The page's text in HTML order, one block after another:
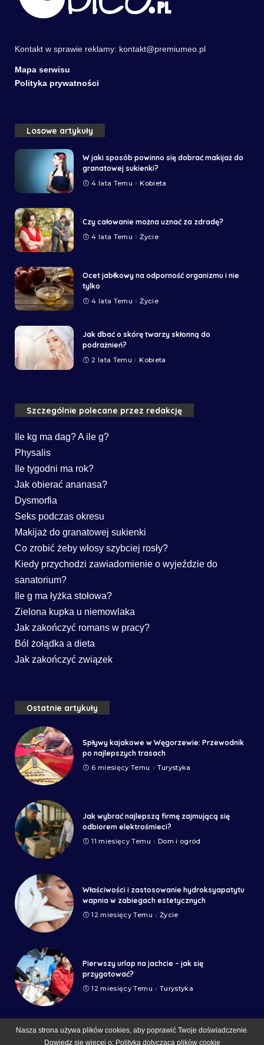
Kontakt w sprawie reklamy: kontakt@premiumeo.pl
Mapa serwisu
Polityka prywatności
Losowe artykuły
W jaki sposób powinno się dobrać makijaż do
granatowej sukienki?
4 lata Temu Kobieta
Czy całowanie można uznać za zdradę?
4 lata Temu Życie
Ocet jabłkowy na odporność organizmu i nie
tylko
4 lata Temu Życie
Jak dbać o skórę twarzy skłonną do
podrażnień?
2 lata Temu Kobieta
Szczególnie polecane przez redakcję
Ile kg ma dag? A ile g?
Physalis
Ile tygodni ma rok?
Jak obierać ananasa?
Dysmorfia
Seks podczas okresu
Makijaż do granatowej sukienki
Co zrobić żeby włosy szybciej rosły?
Kiedy przychodzi zawiadomienie o wyjeździe do
sanatorium?
Ile g ma łyżka stołowa?
Zielona kupka u niemowlaka
Jak zakończyć romans w pracy?
Ból żołądka a dieta
Jak zakończyć związek
Ostatnie artykuły
Spływy kajakowe w Węgorzewie: Przewodnik
po najlepszych trasach
6 miesięcy Temu Turystyka
Jak wybrać najlepszą firmę zajmującą się
odbiorem elektrośmieci?
11 miesięcy Temu Dom i ogród
Właściwości i zastosowanie hydroksyapatytu
wapnia w zabiegach estetycznych
12 miesięcy Temu Życie
Pierwszy urlop na jachcie – jak się
przygotować?
12 miesięcy Temu Turystyka
Nasza strona używa plików cookies, aby poprawić Twoje doświadczenie.
Dowiedz się więcej o: Polityka dotycząca plików cookie